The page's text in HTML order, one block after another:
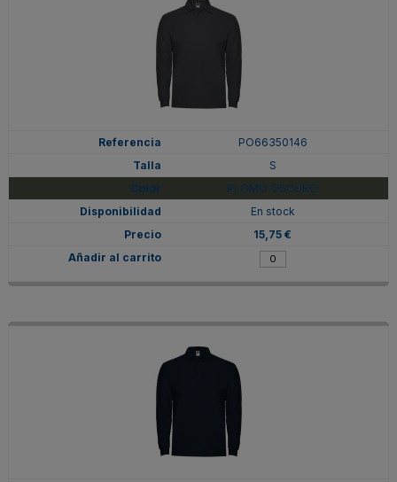
PO66350146
S
PLOMO OSCURO
En stock
15,75 €